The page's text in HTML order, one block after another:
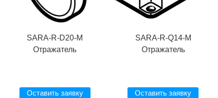
SARA-R-D20-M
Отражатель
Оставить заявку
SARA-R-Q14-M
Отражатель
Оставить заявку